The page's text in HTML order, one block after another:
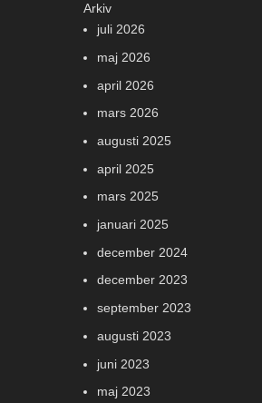
Arkiv
juli 2026
maj 2026
april 2026
mars 2026
augusti 2025
april 2025
mars 2025
januari 2025
december 2024
december 2023
september 2023
augusti 2023
juni 2023
maj 2023